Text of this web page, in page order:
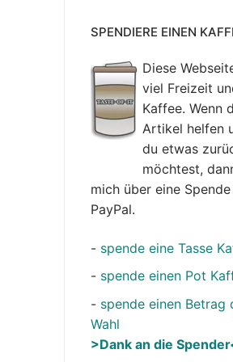
SPENDIERE EINEN
Diese
viel Freizeit
Kaffee. Wenn
Artikel helfen
du etwas
möchtest,
mich über eine
PayPal.
- spende eine Tasse
- spende einen Pot
- spende einen Betrag
Wahl
>Dank an die